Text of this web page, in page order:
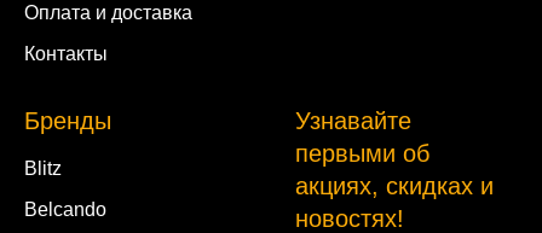
Оплата и доставка
Контакты
Бренды
Blitz
Belcando
Узнавайте
первыми об
акциях, скидках и
новостях!